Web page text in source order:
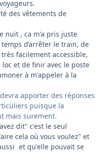
des vêtements de
nuit , ca m'a pris juste
d’arrêter le train, de
facilement accessible,
et de finir avec le poste
à m'appeler à la
apporter des réponses
puisque la
mais surement.
dit" c'est le seul
cela où vous voulez" et
et qu'elle pouvait se